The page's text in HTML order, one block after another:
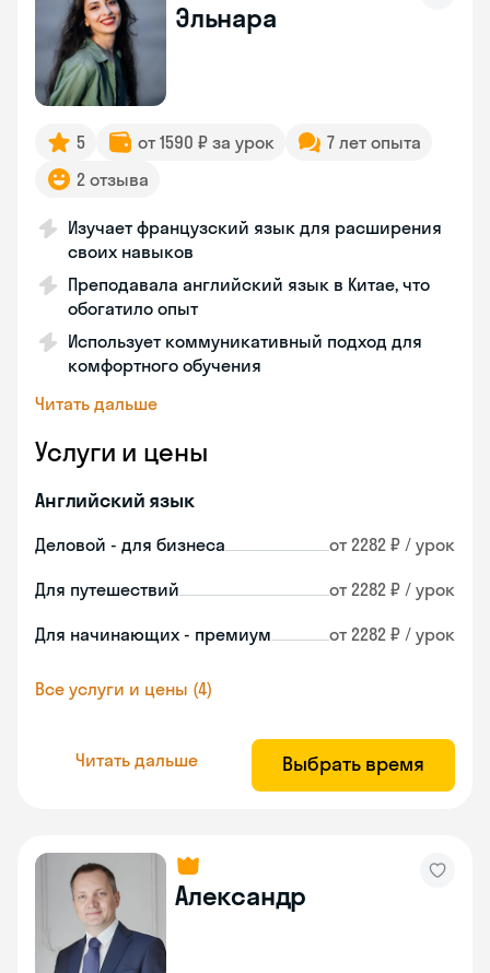
Эльнара
5 от 1590 ₽ за урок
7 лет опыта
2 отзыва
Изучает французский язык для расширения
своих навыков
Преподавала английский язык в Китае, что
обогатило опыт
Использует коммуникативный подход для
комфортного обучения
Читать дальше
Услуги и цены
Английский язык
Деловой - для бизнеса от 2282 ₽ / урок
Для путешествий от 2282 ₽ / урок
Для начинающих - премиум от 2282 ₽ / урок
Все услуги и цены (4)
Читать дальше Выбрать время
Александр